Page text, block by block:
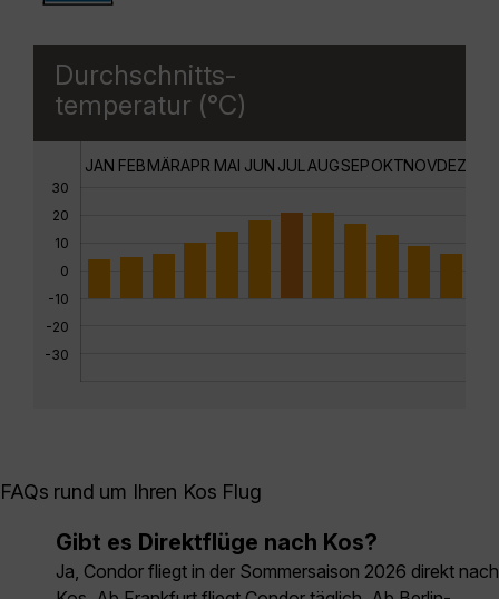
Durchschnitts-
temperatur (°C)
30
20
10
0
-10
-20
-30
JAN FEBMÄRAPR MAI JUN JUL AUGSEPOKTNOVDEZ
FAQs rund um Ihren Kos Flug
Gibt es Direktflüge nach Kos?
Ja, Condor fliegt in der Sommersaison 2026 direkt nach